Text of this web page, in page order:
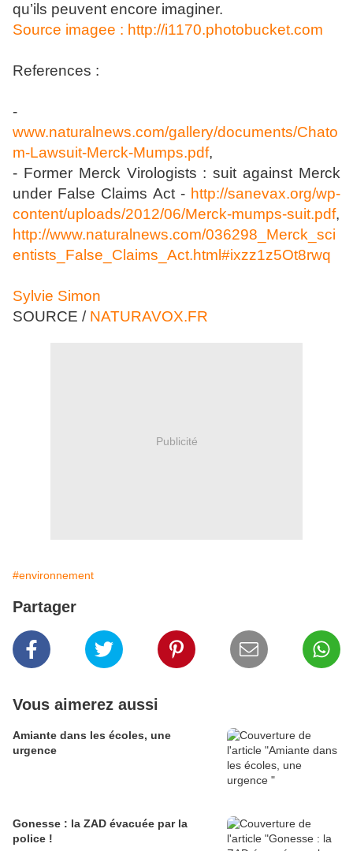
qu’ils peuvent encore imaginer.
Source imagee : http://i1170.photobucket.com
References :
-
www.naturalnews.com/gallery/documents/Chato
m-Lawsuit-Merck-Mumps.pdf,
- Former Merck Virologists : suit against Merck
under False Claims Act - http://sanevax.org/wp-
content/uploads/2012/06/Merck-mumps-suit.pdf,
http://www.naturalnews.com/036298_Merck_sci
entists_False_Claims_Act.html#ixzz1z5Ot8rwq
Sylvie Simon
SOURCE / NATURAVOX.FR
Publicité
#environnement
Partager
Vous aimerez aussi
Amiante dans les écoles, une
urgence
Gonesse : la ZAD évacuée par la
police !